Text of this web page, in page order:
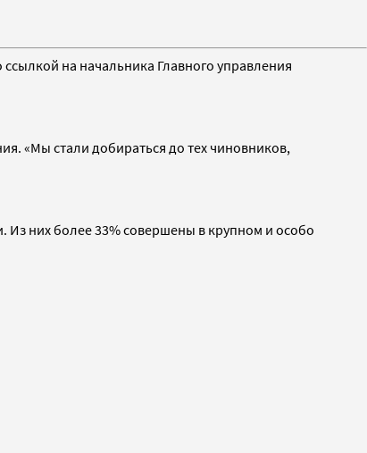
ссылкой на начальника Главного управления
«Мы стали добираться до тех чиновников,
Из них более 33% совершены в крупном и особо